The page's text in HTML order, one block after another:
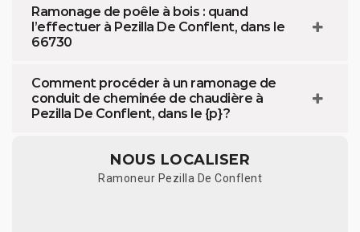
Ramonage de poêle à bois : quand
l’effectuer à Pezilla De Conflent, dans le
66730
Comment procéder à un ramonage de
conduit de cheminée de chaudière à
Pezilla De Conflent, dans le {p} ?
NOUS LOCALISER
Ramoneur Pezilla De Conflent